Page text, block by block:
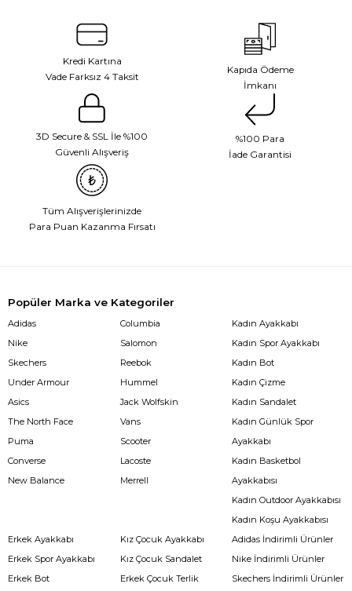
Kredi Kartına
Vade Farksız 4 Taksit
Kapıda Ödeme
İmkanı
3D Secure & SSL İle %100
Güvenli Alışveriş
%100 Para
İade Garantisi
Tüm Alışverişlerinizde
Para Puan Kazanma Fırsatı
Popüler Marka ve Kategoriler
Adidas
Nike
Skechers
Under Armour
Asics
The North Face
Puma
Converse
New Balance
Columbia
Salomon
Reebok
Hummel
Jack Wolfskin
Vans
Scooter
Lacoste
Merrell
Kadın Ayakkabı
Kadın Spor Ayakkabı
Kadın Bot
Kadın Çizme
Kadın Sandalet
Kadın Günlük Spor
Ayakkabı
Kadın Basketbol
Ayakkabısı
Kadın Outdoor Ayakkabısı
Kadın Koşu Ayakkabısı
Erkek Ayakkabı
Erkek Spor Ayakkabı
Erkek Bot
Kız Çocuk Ayakkabı
Kız Çocuk Sandalet
Erkek Çocuk Terlik
Adidas İndirimli Ürünler
Nike İndirimli Ürünler
Skechers İndirimli Ürünler